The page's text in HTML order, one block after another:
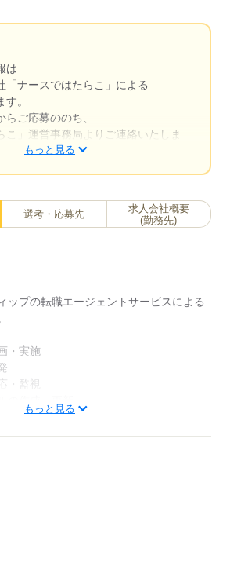
は
「ナースではたらこ」による
。
ご応募ののち、
こ」運営事務局よりご連絡いたしま
んの転職を専任の
ザーが入職まで無料でサポートいた
情報の中からぴったりな求人をご紹
バイスや面接日の調整だけでなく、
入職時期の交渉もサポートします。
ません。
もっと見る
選考・応募先
求人会社概要
(勤務先)
ップの転職エージェントサービスによる
・実施
・監視
のモニタリング
吸器に関心のある方にオススメ！
リをつけた勤務が可能です♪
ションになります。
もっと見る